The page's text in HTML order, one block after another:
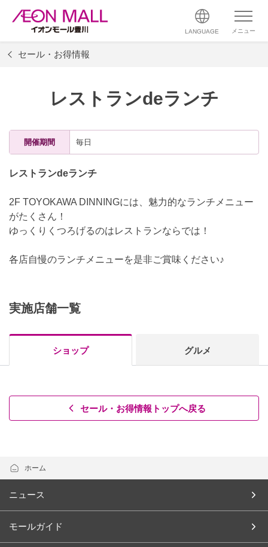
LANGUAGE メニュー
セール・お得情報
レストランdeランチ
開催期間 毎日
レストランdeランチ
2F TOYOKAWA DINNINGには、魅力的なランチメニュー
がたくさん！
ゆっくりくつろげるのはレストランならでは！
各店自慢のランチメニューを是非ご賞味ください♪
実施店舗一覧
ショップ グルメ
セール・お得情報トップへ戻る
ホーム
ニュース
モールガイド